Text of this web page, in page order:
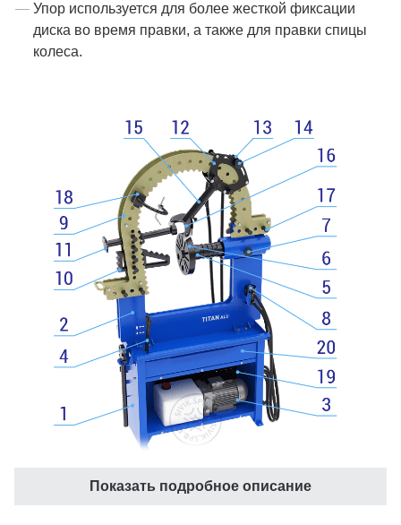
Упор используется для более жесткой фиксации
диска во время правки, а также для правки спицы
колеса.
Показать подробное описание